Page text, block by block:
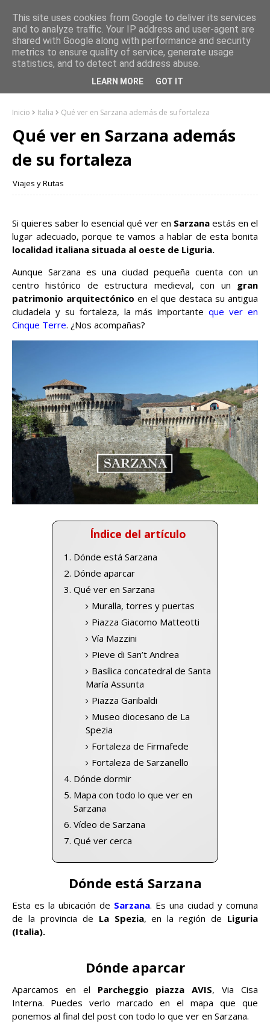
Inicio Italia Qué ver en Sarzana además de su fortaleza
Qué ver en Sarzana además
de su fortaleza
Viajes y Rutas
Si quieres saber lo esencial qué ver en Sarzana estás en el
lugar adecuado, porque te vamos a hablar de esta bonita
localidad italiana situada al oeste de Liguria.
Aunque Sarzana es una ciudad pequeña cuenta con un
centro histórico de estructura medieval, con un gran
patrimonio arquitectónico en el que destaca su antigua
ciudadela y su fortaleza, la más importanteque ver en
Cinque Terre. ¿Nos acompañas?
Índice del artículo
Dónde está Sarzana
Dónde aparcar
Qué ver en Sarzana
Muralla, torres y puertas
Piazza Giacomo Matteotti
Vía Mazzini
Pieve di San’t Andrea
Basílica concatedral de Santa
María Assunta
Piazza Garibaldi
Museo diocesano de La
Spezia
Fortaleza de Firmafede
Fortaleza de Sarzanello
Dónde dormir
Mapa con todo lo que ver en
Sarzana
Vídeo de Sarzana
Qué ver cerca
Dónde está Sarzana
Esta es la ubicación de Sarzana. Es una ciudad y comuna
de la provincia de La Spezia, en la región de Liguria
(Italia).
Dónde aparcar
Aparcamos en el Parcheggio piazza AVIS, Via Cisa
Interna. Puedes verlo marcado en el mapa que que
ponemos al final del post con todo lo que ver en Sarzana.
This site uses cookies from Google to deliver its services
and to analyze traffic. Your IP address and user-agent are
shared with Google along with performance and security
metrics to ensure quality of service, generate usage
statistics, and to detect and address abuse.
LEARN MORE GOT IT